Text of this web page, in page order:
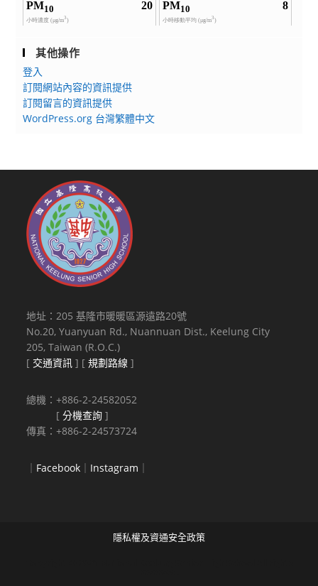
其他操作
登入
訂閱網站內容的資訊提供
訂閱留言的資訊提供
WordPress.org 台灣繁體中文
地址：205 基隆市暖暖區源遠路20號
No.20, Yuanyuan Rd., Nuannuan Dist., Keelung City
205, Taiwan (R.O.C.)
[ 交通資訊 ] [規劃路線 ]
總機：+886-2-24582052
[分機查詢 ]
傳真：+886-2-24573724
｜ Facebook ｜ Instagram ｜
隱私權及資通安全政策